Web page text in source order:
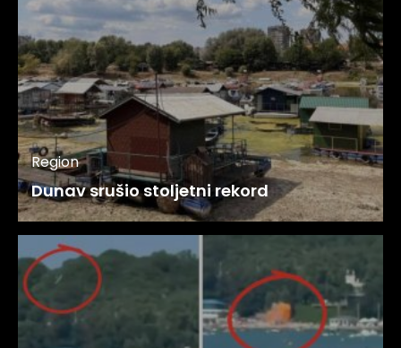
Region
Dunav srušio stoljetni rekord